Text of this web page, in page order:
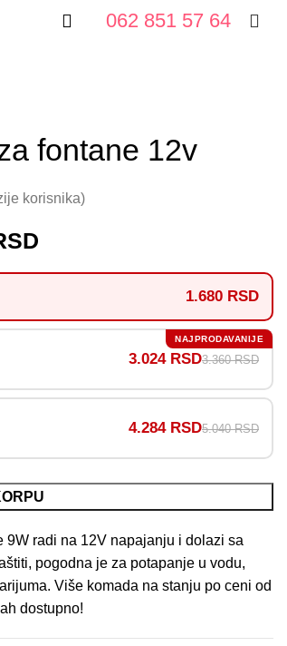
062 851 57 64
fontane 12v
korisnika)
1.680 RSD
3.024 RSD3.360 RSD
NAJPRODAVANIJE
4.284 RSD5.040 RSD
9W radi na 12V napajanju i dolazi sa
pogodna je za potapanje u vodu,
Više komada na stanju po ceni od
dostupno!